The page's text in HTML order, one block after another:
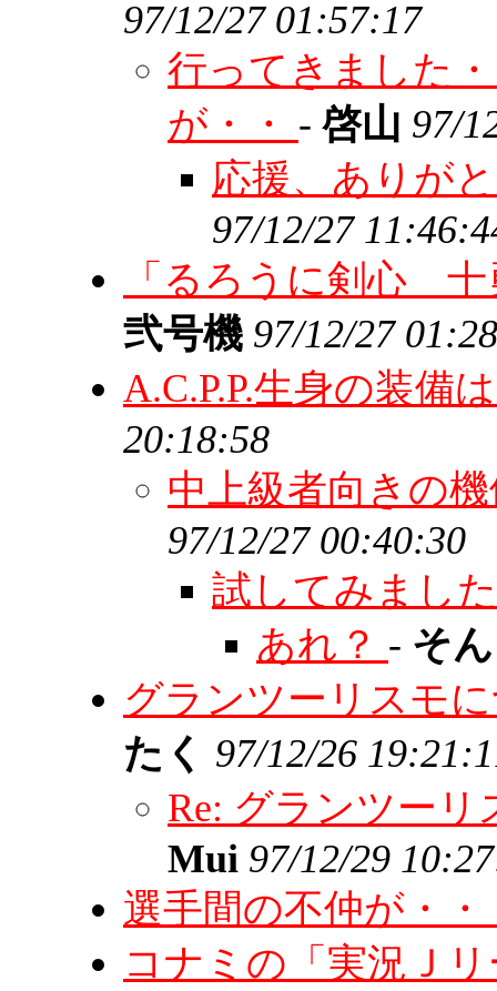
97/12/27 01:57:17
行ってきました
が・・ - 啓山 97/
応援、ありが
97/12/27
「るろうに剣心
弐号機 97/12/27
A.C.P.P.生身の装備
20:18:58
中上級者向きの
97/12/27 00:40:30
試してみまし
あれ？ - そ
グランツーリスモ
たく 97/12/26
Re: グランツー
Mui 97/12/29
選手間の不仲が・
コナミの「実況Ｊ